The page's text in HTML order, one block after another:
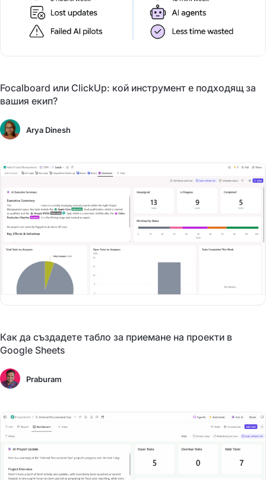
Focalboard или ClickUp: кой инструмент е подходящ за
вашия екип?
Arya Dinesh
Как да създадете табло за приемане на проекти в
Google Sheets
Praburam